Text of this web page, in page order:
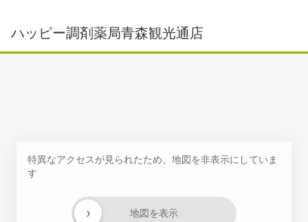
ハッピー調剤薬局青森観光通店
特異なアクセスが見られたため、地図を非表示にしていま
す
地図を表示
›